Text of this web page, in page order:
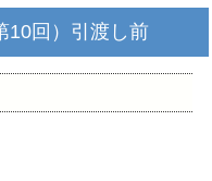
10回）引渡し前